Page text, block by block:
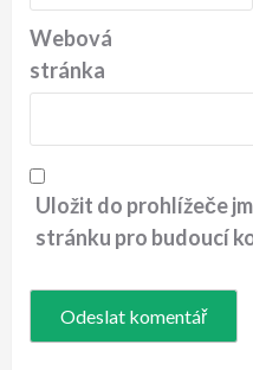
Webová
stránka
Uložit do prohlížeče
stránku pro budoucí